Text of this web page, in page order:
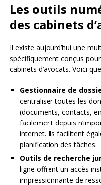
Les outils
des cabinets
Il existe aujourd’hui une
spécifiquement conçus
cabinets d’avocats. Voici
Gestionnaire de
centraliser toutes les
(documents, contacts,
facilement depuis
internet. Ils facilitent
planification des tâches.
Outils de recherche
ligne offrent un accès
impressionnante de